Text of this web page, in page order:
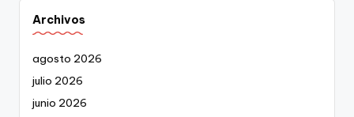
Archivos
agosto 2026
julio 2026
junio 2026